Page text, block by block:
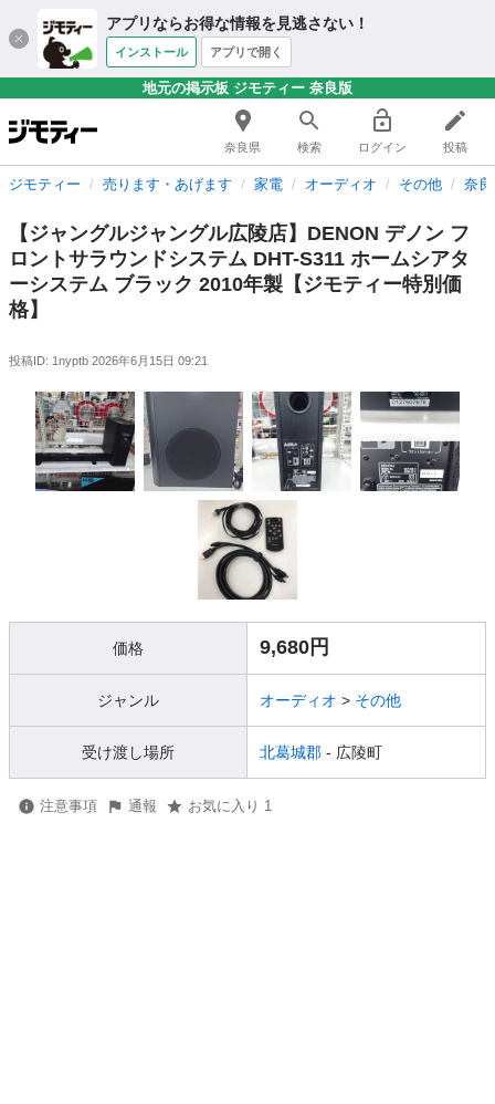
アプリならお得な情報を見逃さない！
インストール アプリで開く
地元の掲示板 ジモティー 奈良版
奈良県 検索 ログイン 投稿
ジモティー 売ります・あげます 家電 オーディオ その他 奈
【ジャングルジャングル広陵店】DENON デノン フ
ロントサラウンドシステム DHT-S311 ホームシアタ
ーシステム ブラック 2010年製【ジモティー特別価
格】
投稿ID: 1nyptb 2026年6月15日 09:21
価格 9,680円
ジャンル オーディオ > その他
受け渡し場所 北葛城郡 - 広陵町
注意事項 通報 お気に入り 1